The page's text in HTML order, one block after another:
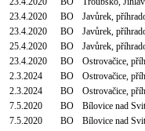
23.4.2020 BO
Javůrek,
23.4.2020 BO
Javůrek,
25.4.2020 BO
Javůrek,
23.4.2020 BO
Ostrovačice,
2.3.2024 BO
Ostrovačice,
2.3.2024 BO
Ostrovačice,
7.5.2020 BO
Bílovice nad
7.5.2020 BO
Bílovice nad